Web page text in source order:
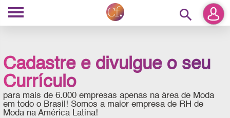
search
Cadastre e divulgue o seu
Currículo
para mais de 6.000 empresas apenas na área de Moda
em todo o Brasil! Somos a maior empresa de RH de
Moda na América Latina!